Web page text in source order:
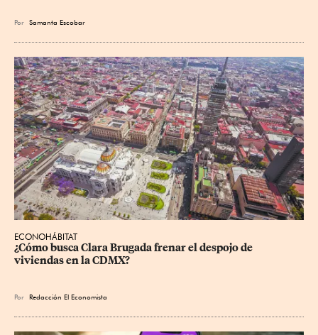
Por Samanta Escobar
ECONOHÁBITAT
¿Cómo busca Clara Brugada frenar el despojo de
viviendas en la CDMX?
Por Redacción El Economista